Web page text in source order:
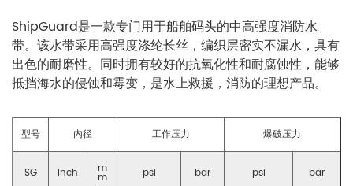
ShipGuard是一款专门用于船舶码头的中高强度消防水
带。该水带采用高强度涤纶长丝，编织层密实不漏水，具有
出色的耐磨性。同时拥有较好的抗氧化性和耐腐蚀性，能够
抵挡海水的侵蚀和霉变，是水上救援，消防的理想产品。
型号 内径 工作压力 爆破压力
SG Inch m
m psi bar psi bar